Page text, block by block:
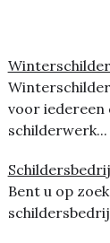
voor iedereen
schilderwerk...
Bent u op